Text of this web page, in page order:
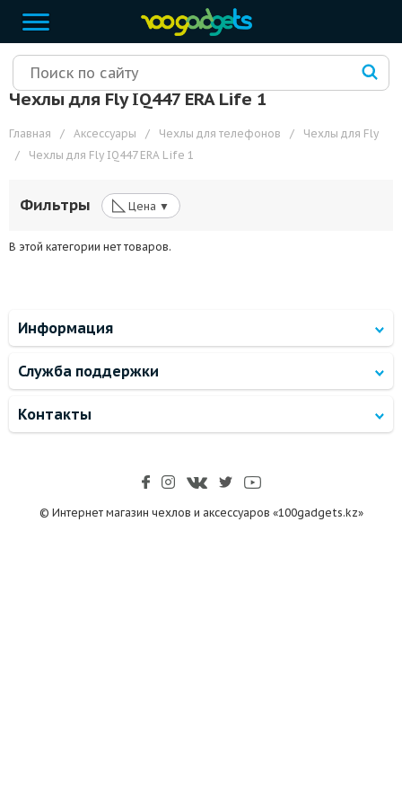
Чехлы для Fly IQ447 ERA Life 1
Главная / Аксессуары / Чехлы для телефонов /
Чехлы для Fly
/
Чехлы для Fly IQ447 ERA Life 1
Фильтры ◺ Цена ▼
В этой категории нет товаров.
Информация
Служба поддержки
Контакты
© Интернет магазин чехлов и аксессуаров «100gadgets.kz»